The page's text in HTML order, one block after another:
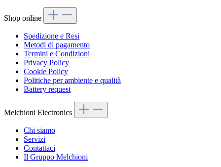
Shop online
Spedizione e Resi
Metodi di pagamento
Termini e Condizioni
Privacy Policy
Cookie Policy
Politiche per ambiente e qualità
Battery request
Melchioni Electronics
Chi siamo
Servizi
Contattaci
Il Gruppo Melchioni